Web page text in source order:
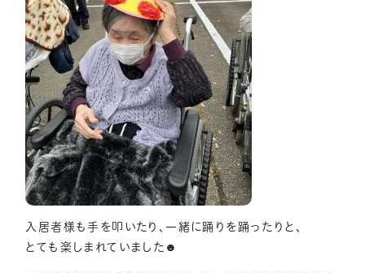
入居者様も手を叩いたり、一緒に踊りを踊ったりと、
とても楽しまれていました☻